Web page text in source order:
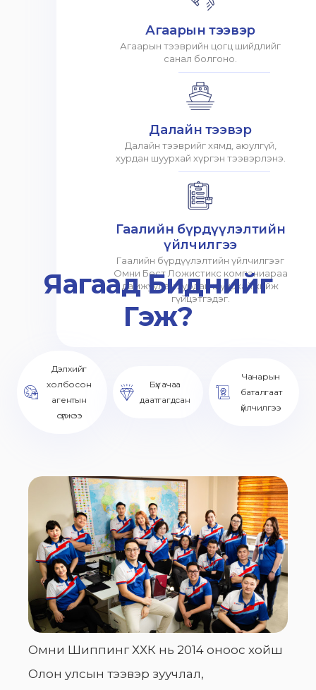
Агаарын тээвэр
Агаарын тээврийн цогц шийдлийг
санал болгоно.
Далайн тээвэр
Далайн тээврийг хямд, аюулгүй,
хурдан шуурхай хүргэн тээвэрлэнэ.
Гаалийн бүрдүүлэлтийн
үйлчилгээ
Гаалийн бүрдүүлэлтийн үйлчилгээг
Омни Бест Ложистикс компаниараа
дамжуулан хурдан шуурхай хийж
гүйцэтгэдэг.
Яагаад Биднийг
Гэж?
Дэлхийг
холбосон
агентын
сүлжээ
Бүх ачаа
даатгагдсан
Чанарын
баталгаат
үйлчилгээ
Омни Шиппинг ХХК нь 2014 оноос хойш
Олон улсын тээвэр зуучлал,